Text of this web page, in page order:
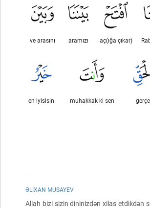
aç(ığa çıkar)
aramızı
ve arasını
muhakkak ki sen
en iyisisin
ƏLIXAN MUSAYEV
Allah bizi sizin dininizdən xilas etdikdən